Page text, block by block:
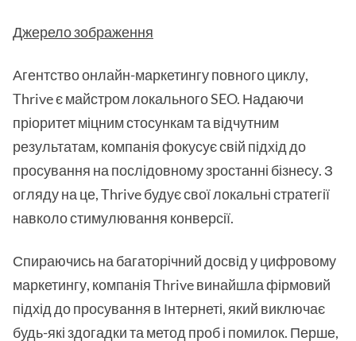
Джерело зображення
Агентство онлайн-маркетингу повного циклу,
Thrive є майстром локального SEO. Надаючи
пріоритет міцним стосункам та відчутним
результатам, компанія фокусує свій підхід до
просування на послідовному зростанні бізнесу. З
огляду на це, Thrive будує свої локальні стратегії
навколо стимулювання конверсії.
Спираючись на багаторічний досвід у цифровому
маркетингу, компанія Thrive винайшла фірмовий
підхід до просування в Інтернеті, який виключає
будь-які здогадки та метод проб і помилок. Перше,